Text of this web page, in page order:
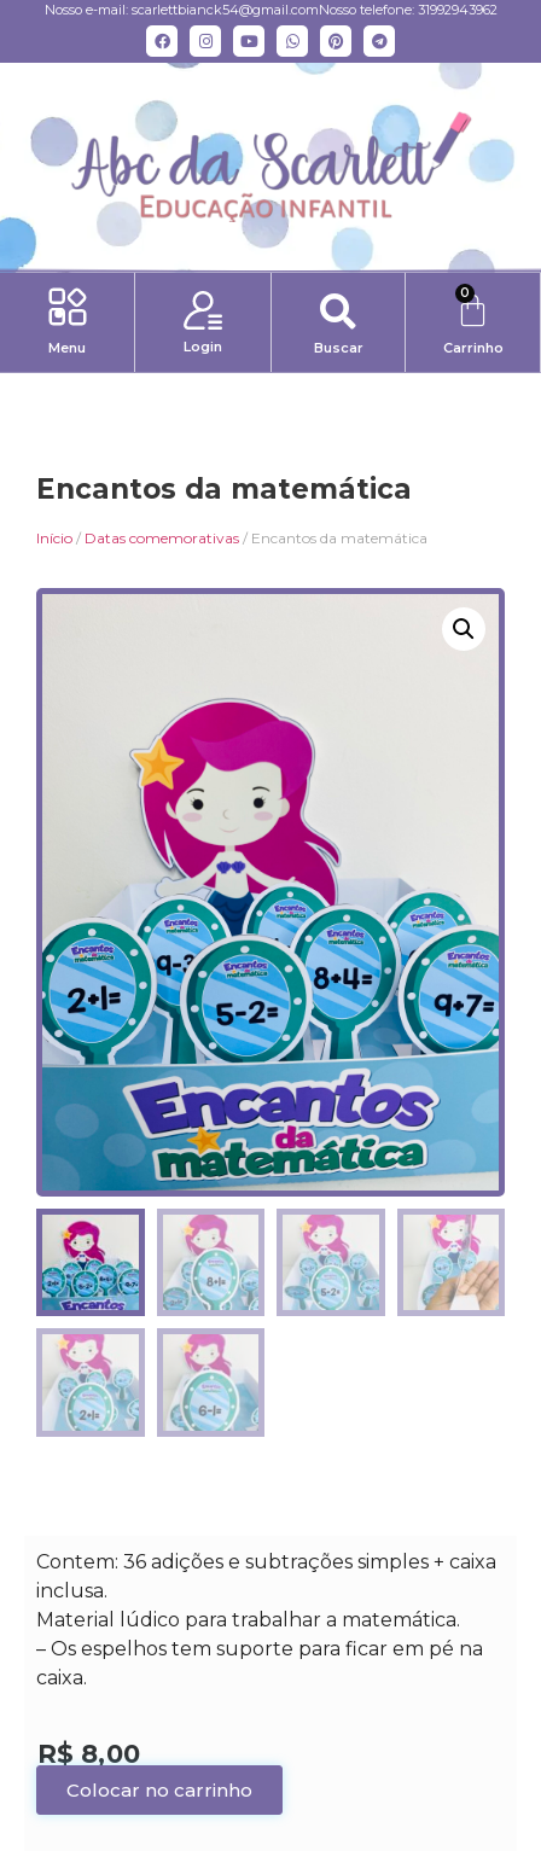
Nosso e-mail: scarlettbianck54@gmail.comNosso telefone: 31992943962
Menu Login Buscar
0
Carrinho
Encantos da matemática
Início / Datas comemorativas / Encantos da matemática
Contem: 36 adições e subtrações simples + caixa
inclusa.
Material lúdico para trabalhar a matemática.
– Os espelhos tem suporte para ficar em pé na
caixa.
R$ 8,00
Colocar no carrinho